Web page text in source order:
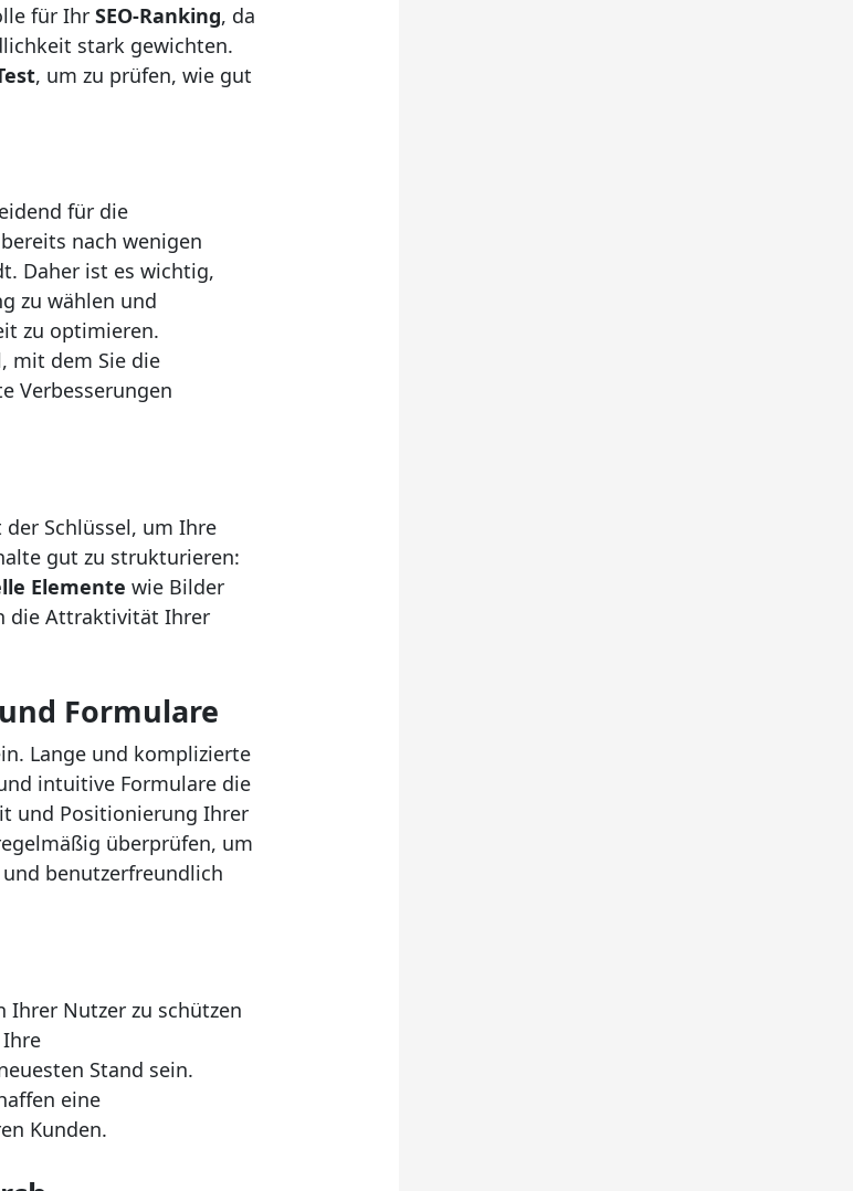
für IhrSEO-Ranking, da
stark gewichten.
, um zu prüfen, wie gut
für die
nach wenigen
Daher ist es wichtig,
zu wählen und
zu optimieren.
mit dem Sie die
Verbesserungen
der Schlüssel, um Ihre
gut zu strukturieren:
Elemente wie Bilder
die Attraktivität Ihrer
Formulare
Lange und komplizierte
intuitive Formulare die
und Positionierung Ihrer
überprüfen, um
benutzerfreundlich
Ihrer Nutzer zu schützen
Stand sein.
eine
Kunden.